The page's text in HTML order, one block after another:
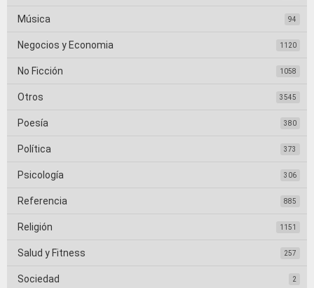
Música 94
Negocios y Economia 1120
No Ficción 1058
Otros 3545
Poesía 380
Política 373
Psicología 306
Referencia 885
Religión 1151
Salud y Fitness 257
Sociedad 2